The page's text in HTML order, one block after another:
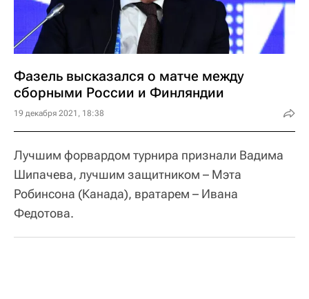
Фазель высказался о матче между
сборными России и Финляндии
19 декабря 2021, 18:38
Лучшим форвардом турнира признали Вадима
Шипачева, лучшим защитником – Мэта
Робинсона (Канада), вратарем – Ивана
Федотова.